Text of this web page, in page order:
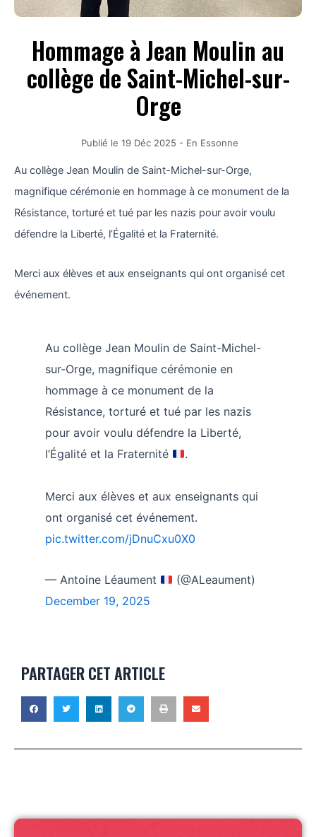
Hommage à Jean Moulin au
collège de Saint-Michel-sur-
Orge
Publié le 19 Déc 2025 - En Essonne
Au collège Jean Moulin de Saint-Michel-sur-Orge,
magnifique cérémonie en hommage à ce monument de la
Résistance, torturé et tué par les nazis pour avoir voulu
défendre la Liberté, l’Égalité et la Fraternité.
Merci aux élèves et aux enseignants qui ont organisé cet
événement.
Au collège Jean Moulin de Saint-Michel-
sur-Orge, magnifique cérémonie en
hommage à ce monument de la
Résistance, torturé et tué par les nazis
pour avoir voulu défendre la Liberté,
l’Égalité et la Fraternité
.
Merci aux élèves et aux enseignants qui
ont organisé cet événement.
pic.twitter.com/jDnuCxu0X0
— Antoine Léaument
(@ALeaument)
December 19, 2025
PARTAGER CET ARTICLE